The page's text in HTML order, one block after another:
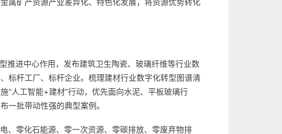
属矿产资源产业差异化、特色化发展，将资源优势转化
推进中心作用，发布建筑卫生陶瓷、玻璃纤维等行业数
标杆工厂、标杆企业。梳理建材行业数字化转型图谱清
“人工智能+建材”行动，优先面向水泥、平板玻璃行
一批带动性强的典型案例。
、零化石能源、零一次资源、零碳排放、零废弃物排